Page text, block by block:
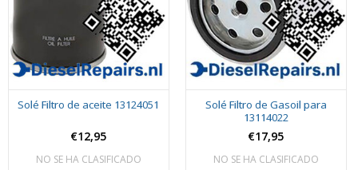
Solé Filtro de aceite 13124051
€12,95
NO SE HA CLASIFICADO
Solé Filtro de Gasoil para
13114022
€17,95
NO SE HA CLASIFICADO